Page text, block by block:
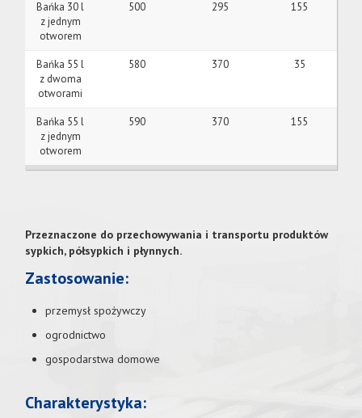
Bańka 30 l
z jednym
otworem
500 295 155
Bańka 55 l
z dwoma
otworami
580 370 35
Bańka 55 l
z jednym
otworem
590 370 155
Przeznaczone do przechowywania i transportu produktów
sypkich, półsypkich i płynnych.
Zastosowanie:
przemysł spożywczy
ogrodnictwo
gospodarstwa domowe
Charakterystyka: